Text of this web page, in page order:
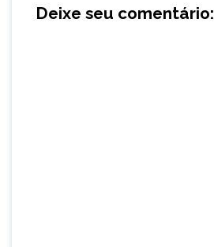
Deixe seu comentário: